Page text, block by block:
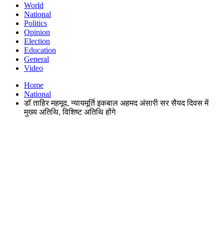
World
National
Politics
Opinion
Election
Education
General
Video
Home
National
डॉ ताहिर महमूद, न्यायमूर्ति इकबाल अहमद अंसारी सर सैयद दिवस में
मुख्य अतिथि, विशिष्ट अतिथि होंगे